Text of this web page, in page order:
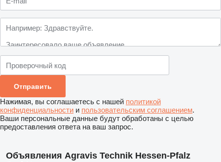
Нажимая, вы соглашаетесь с нашей политикой
конфиденциальности и пользовательским соглашением.
Ваши персональные данные будут обработаны с целью
предоставления ответа на ваш запрос.
Объявления Agravis Technik Hessen-Pfalz